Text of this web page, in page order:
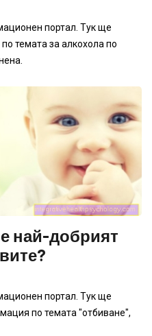
портал. Тук ще
темата за алкохола по
най-добрият
портал. Тук ще
по темата "отбиване",